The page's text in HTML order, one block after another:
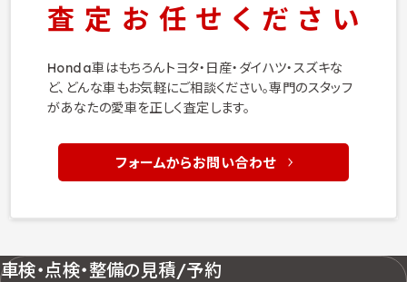
査定お任せください
Honda車はもちろんトヨタ・日産・ダイハツ・スズキな
ど、 どんな車もお気軽にご相談ください。専門のスタッフ
があなたの愛車を正しく査定します。
フォームからお問い合わせ
車検・点検・整備の見積/予約